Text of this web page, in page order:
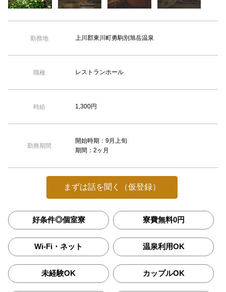
勤務地 上川郡東川町勇駒別旭岳温泉
職種 レストランホール
時給 1,300円
勤務期間
開始時期：9月上旬
期間：2ヶ月
まずは話を聞く（仮登録）
好条件◎個室寮 寮費無料0円
Wi-Fi・ネット 温泉利用OK
未経験OK カップルOK